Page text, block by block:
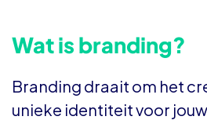
Wat is branding?
Branding draait om het
unieke identiteit voor